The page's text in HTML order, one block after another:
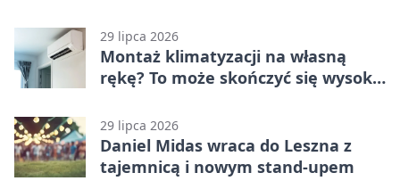
29 lipca 2026
Montaż klimatyzacji na własną
rękę? To może skończyć się wysoką
29 lipca 2026
Daniel Midas wraca do Leszna z
tajemnicą i nowym stand-upem